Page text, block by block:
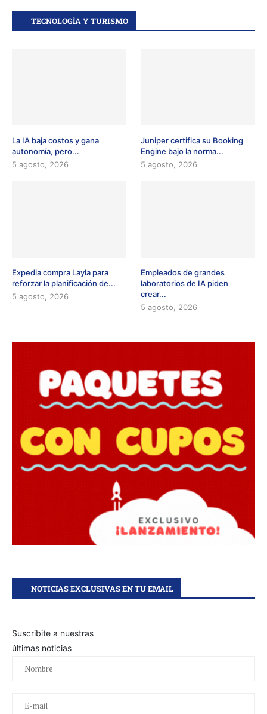
TECNOLOGÍA Y TURISMO
La IA baja costos y gana
autonomía, pero...
5 agosto, 2026
Juniper certifica su Booking
Engine bajo la norma...
5 agosto, 2026
Expedia compra Layla para
reforzar la planificación de...
5 agosto, 2026
Empleados de grandes
laboratorios de IA piden
crear...
5 agosto, 2026
NOTICIAS EXCLUSIVAS EN TU EMAIL
Suscribite a nuestras
últimas noticias